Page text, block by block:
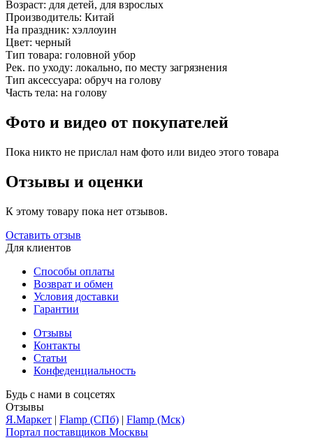
Возраст: для детей, для взрослых
Производитель: Китай
На праздник: хэллоуин
Цвет: черный
Тип товара: головной убор
Рек. по уходу: локально, по месту загрязнения
Тип аксессуара: обруч на голову
Часть тела: на голову
Фото и видео от покупателей
Пока никто не прислал нам фото или видео этого товара
Отзывы и оценки
К этому товару пока нет отзывов.
Оставить отзыв
Для клиентов
Способы оплаты
Возврат и обмен
Условия доставки
Гарантии
Отзывы
Контакты
Статьи
Конфеденциальность
Будь с нами в соцсетях
Отзывы
Я.Маркет | Flamp (СПб) | Flamp (Мск)
Портал поставщиков Москвы